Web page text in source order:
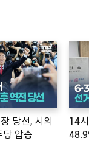
당선, 시의
당 압승
14